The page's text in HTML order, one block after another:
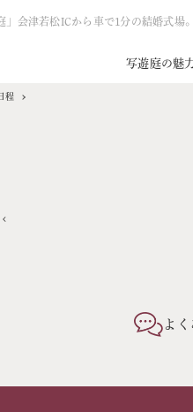
」会津若松ICから車で1分の結婚式
写遊庭の魅
程
よ